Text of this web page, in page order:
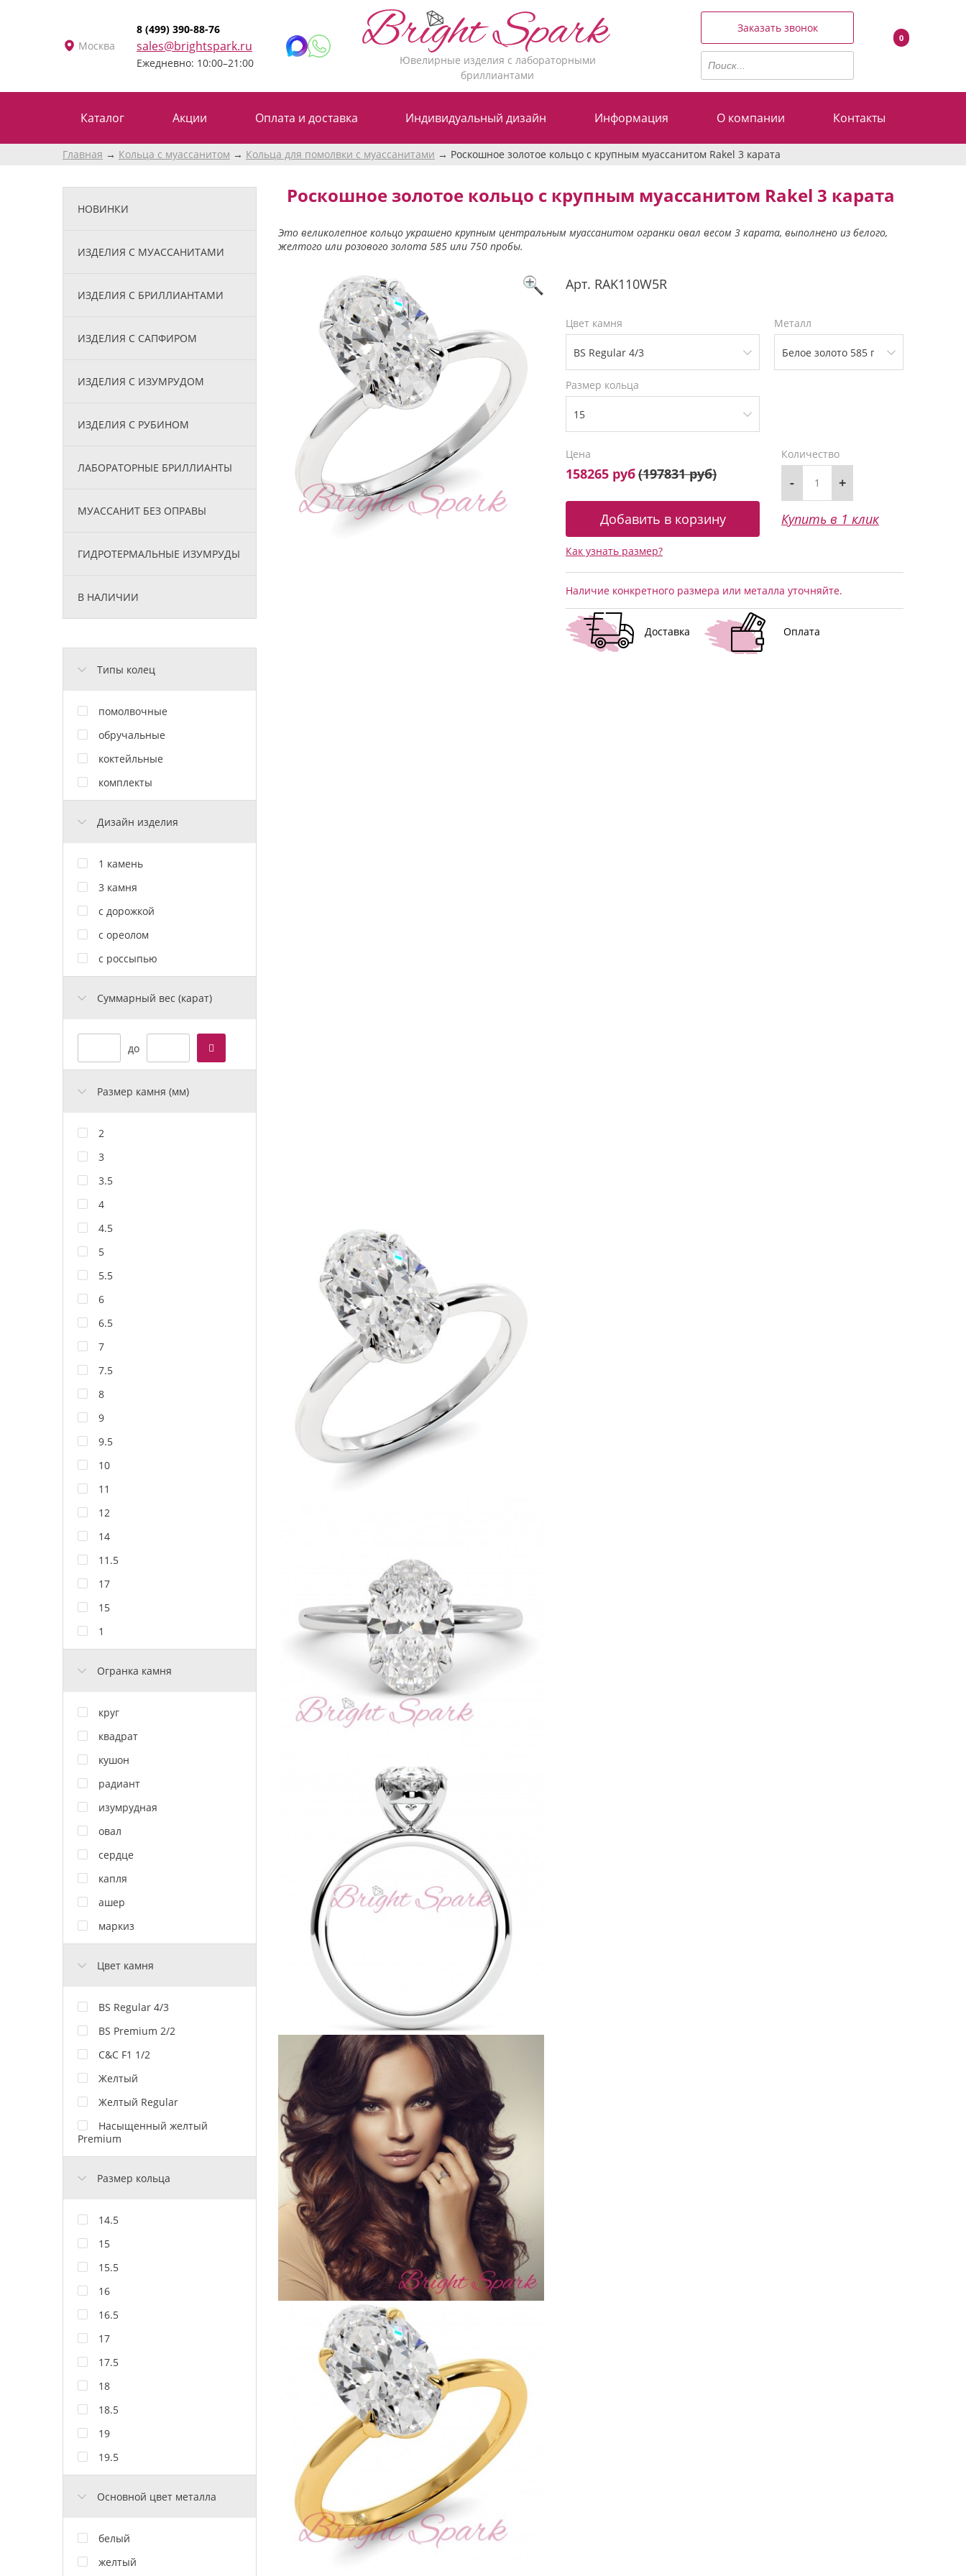
Москва
8 (499) 390-88-76
sales@brightspark.ru
Ежедневно: 10:00–21:00
Ювелирные изделия с лабораторными
бриллиантами
Заказать звонок
0
Каталог Акции Оплата и доставка Индивидуальный дизайн Информация О компании Контакты
Главная Кольца с муассанитом Кольца для помолвки с муассанитами Роскошное золотое кольцо с крупным муассанитом Rakel 3 карата
НОВИНКИ
ИЗДЕЛИЯ С МУАССАНИТАМИ
ИЗДЕЛИЯ С БРИЛЛИАНТАМИ
ИЗДЕЛИЯ С САПФИРОМ
ИЗДЕЛИЯ С ИЗУМРУДОМ
ИЗДЕЛИЯ С РУБИНОМ
ЛАБОРАТОРНЫЕ БРИЛЛИАНТЫ
МУАССАНИТ БЕЗ ОПРАВЫ
ГИДРОТЕРМАЛЬНЫЕ ИЗУМРУДЫ
В НАЛИЧИИ
Типы колец
помолвочные
обручальные
коктейльные
комплекты
Дизайн изделия
1 камень
3 камня
с дорожкой
с ореолом
с россыпью
Cуммарный вес (карат)
до
Размер камня (мм)
2
3
3.5
4
4.5
5
5.5
6
6.5
7
7.5
8
9
9.5
10
11
12
14
11.5
17
15
1
Огранка камня
круг
квадрат
кушон
радиант
изумрудная
овал
сердце
капля
ашер
маркиз
Цвет камня
BS Regular 4/3
BS Premium 2/2
C&C F1 1/2
Желтый
Желтый Regular
Насыщенный желтый
Premium
Размер кольца
14.5
15
15.5
16
16.5
17
17.5
18
18.5
19
19.5
Основной цвет металла
белый
желтый
Роскошное золотое кольцо с крупным муассанитом Rakel 3 карата
Это великолепное кольцо украшено крупным центральным муассанитом огранки овал весом 3 карата, выполнено из белого,
желтого или розового золота 585 или 750 пробы.
Арт. RAK110W5R
Цвет камня Металл
Размер кольца
Цена
158265 руб(197831 руб)
Количество
- +
Купить в 1 клик
Как узнать размер?
Наличие конкретного размера или металла уточняйте.
Доставка Оплата